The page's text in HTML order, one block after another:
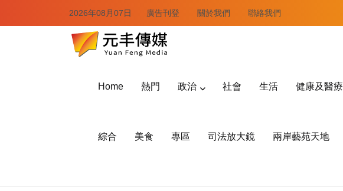
2026年08月07日 廣告刊登 關於我們 聯絡我們
Home 熱門 政治 社會 生活 健康及醫療
綜合 美食 專區 司法放大鏡 兩岸藝苑天地